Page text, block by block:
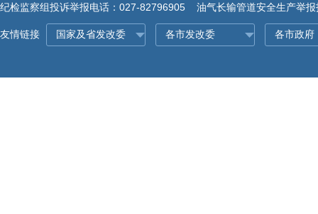
纪检监察组投诉举报电话：027-82796905 油气长输管道安全生产举
友情链接